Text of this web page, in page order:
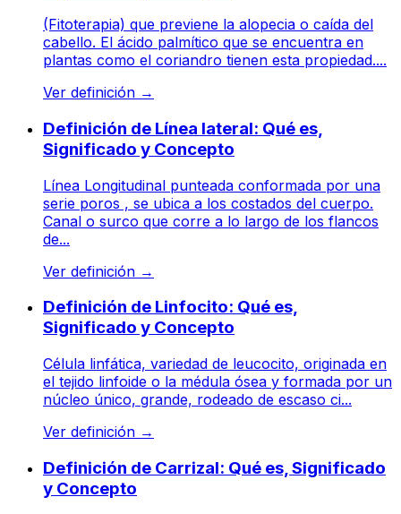
(Fitoterapia) que previene la alopecia o caída del
cabello. El ácido palmítico que se encuentra en
plantas como el coriandro tienen esta propiedad....
Ver definición →
Definición de Línea lateral: Qué es,
Significado y Concepto
Línea Longitudinal punteada conformada por una
serie poros , se ubica a los costados del cuerpo.
Canal o surco que corre a lo largo de los flancos
de...
Ver definición →
Definición de Linfocito: Qué es,
Significado y Concepto
Célula linfática, variedad de leucocito, originada en
el tejido linfoide o la médula ósea y formada por un
núcleo único, grande, rodeado de escaso ci...
Ver definición →
Definición de Carrizal: Qué es, Significado
y Concepto